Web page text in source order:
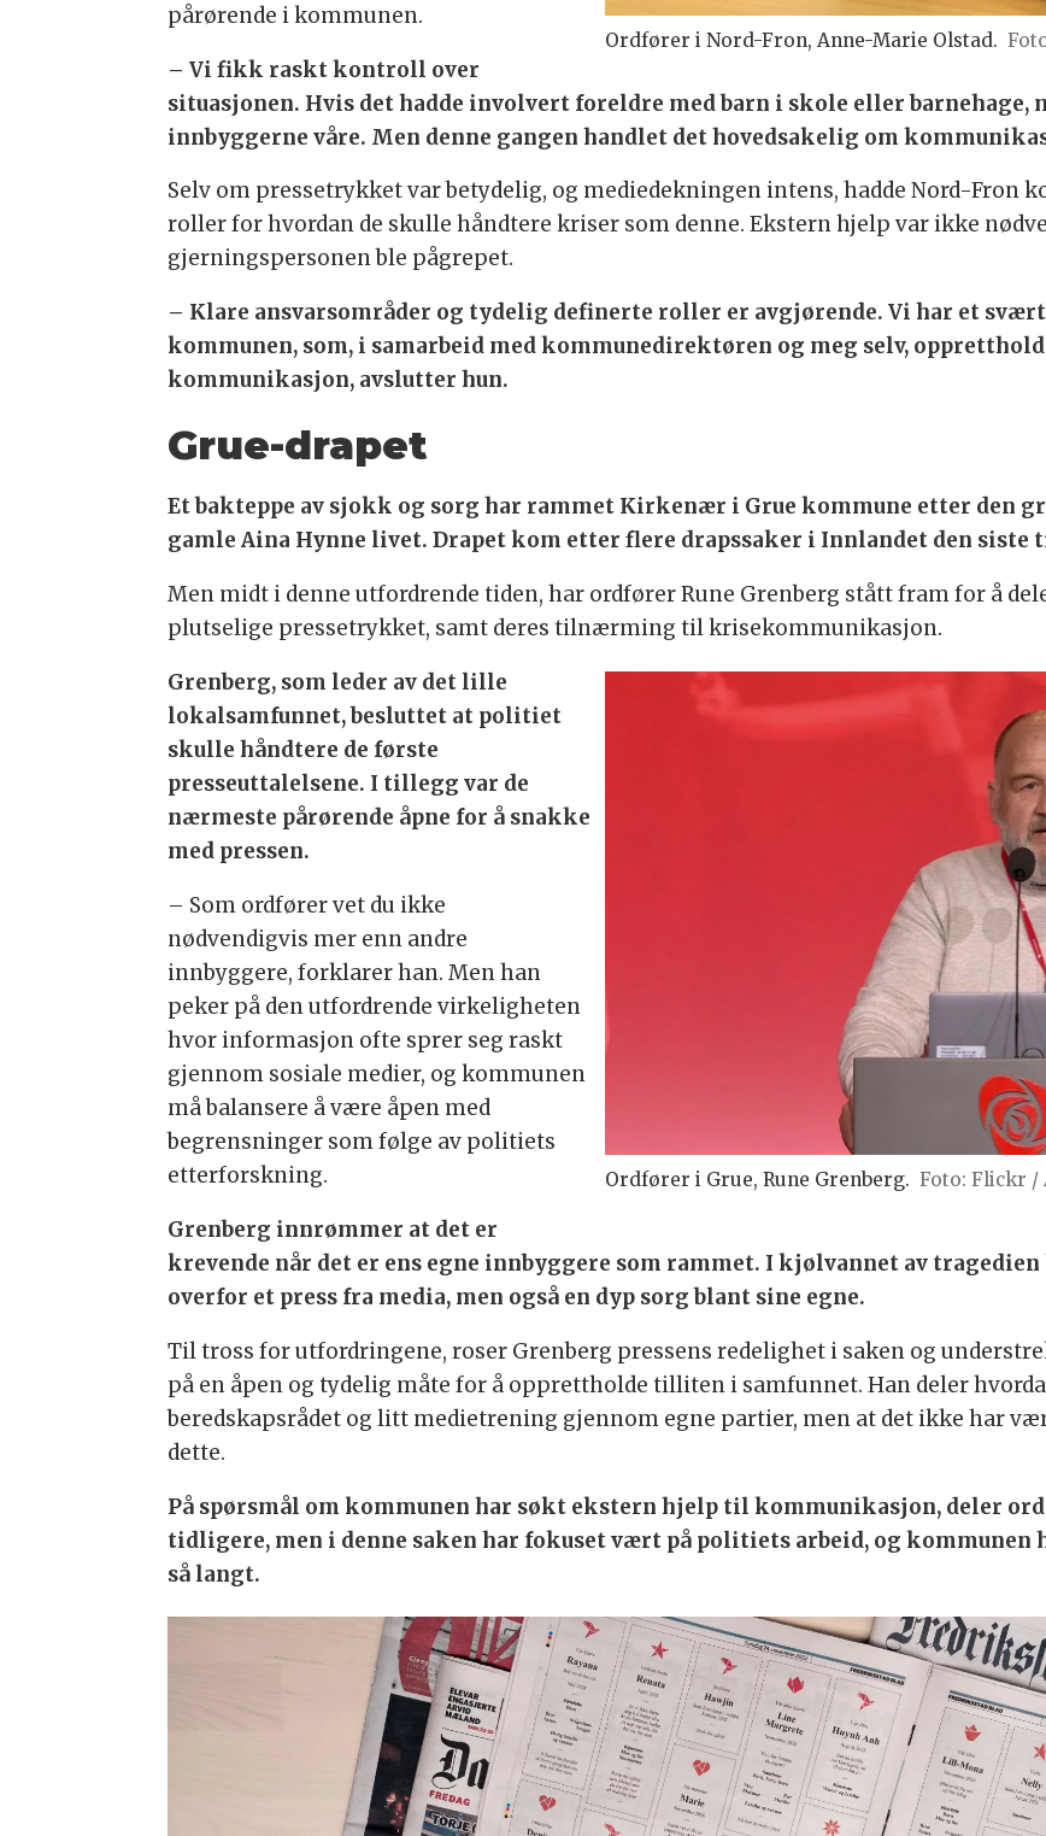
Ordfører i Nord-Fron, Anne-Marie Olstad.
pårørende i kommunen.
– Vi fikk raskt kontroll over
situasjonen. Hvis det hadde involvert foreldre med barn i skole eller
innbyggerne våre. Men denne gangen handlet det hovedsakelig om
Selv om pressetrykket var betydelig, og mediedekningen intens, hadde Nord-Fron
roller for hvordan de skulle håndtere kriser som denne. Ekstern hjelp var ikke
gjerningspersonen ble pågrepet.
– Klare ansvarsområder og tydelig definerte roller er avgjørende. Vi har et
kommunen, som, i samarbeid med kommunedirektøren og meg selv,
kommunikasjon, avslutter hun.
Grue-drapet
Et bakteppe av sjokk og sorg har rammet Kirkenær i Grue kommune etter den
gamle Aina Hynne livet. Drapet kom etter flere drapssaker i Innlandet den siste
Men midt i denne utfordrende tiden, har ordfører Rune Grenberg stått fram for å
plutselige pressetrykket, samt deres tilnærming til krisekommunikasjon.
Ordfører i Grue, Rune Grenberg. Foto: Flickr
Grenberg, som leder av det lille
lokalsamfunnet, besluttet at politiet
skulle håndtere de første
presseuttalelsene. I tillegg var de
nærmeste pårørende åpne for å snakke
med pressen.
– Som ordfører vet du ikke
nødvendigvis mer enn andre
innbyggere, forklarer han. Men han
peker på den utfordrende virkeligheten
hvor informasjon ofte sprer seg raskt
gjennom sosiale medier, og kommunen
må balansere å være åpen med
begrensninger som følge av politiets
etterforskning.
Grenberg innrømmer at det er
krevende når det er ens egne innbyggere som rammet. I kjølvannet av
overfor et press fra media, men også en dyp sorg blant sine egne.
Til tross for utfordringene, roser Grenberg pressens redelighet i saken og
på en åpen og tydelig måte for å opprettholde tilliten i samfunnet. Han deler
beredskapsrådet og litt medietrening gjennom egne partier, men at det ikke har
dette.
På spørsmål om kommunen har søkt ekstern hjelp til kommunikasjon, deler
tidligere, men i denne saken har fokuset vært på politiets arbeid, og
så langt.